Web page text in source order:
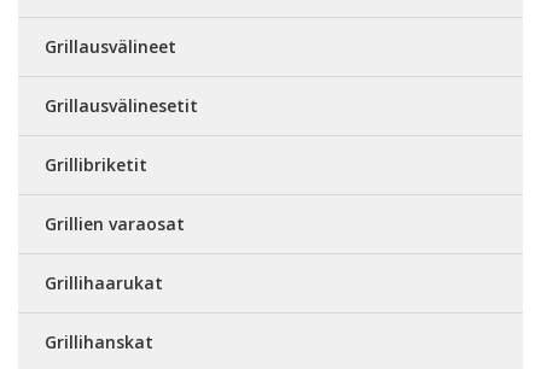
Grillausvälineet
Grillausvälinesetit
Grillibriketit
Grillien varaosat
Grillihaarukat
Grillihanskat